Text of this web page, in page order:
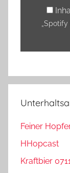
anzeigen
Feiner
HHopcast
Kraftbier